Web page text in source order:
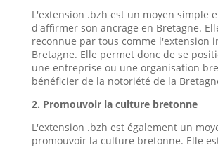
L'extension .bzh est un moyen simple
d'affirmer son ancrage en Bretagne.
reconnue par tous comme l'extension
Bretagne. Elle permet donc de se
une entreprise ou une organisation
bénéficier de la notoriété de la
2. Promouvoir la culture bretonne
L'extension .bzh est également un
promouvoir la culture bretonne. Elle